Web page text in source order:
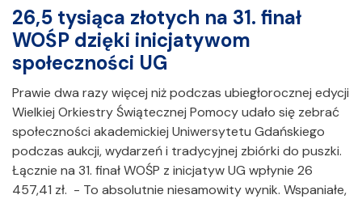
26,5 tysiąca złotych na 31. finał
WOŚP dzięki inicjatywom
społeczności UG
Prawie dwa razy więcej niż podczas ubiegłorocznej edycji
Wielkiej Orkiestry Świątecznej Pomocy udało się zebrać
społeczności akademickiej Uniwersytetu Gdańskiego
podczas aukcji, wydarzeń i tradycyjnej zbiórki do puszki.
Łącznie na 31. finał WOŚP z inicjatyw UG wpłynie 26
457,41 zł. - To absolutnie niesamowity wynik. Wspaniałe,